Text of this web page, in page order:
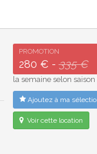
PROMOTION
280 € -335 €
la semaine selon saison
Ajoutez à ma
Voir cette location